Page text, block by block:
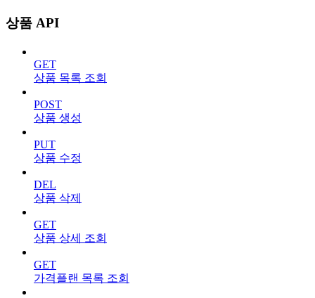
상품 API
GET
상품 목록 조회
POST
상품 생성
PUT
상품 수정
DEL
상품 삭제
GET
상품 상세 조회
GET
가격플랜 목록 조회